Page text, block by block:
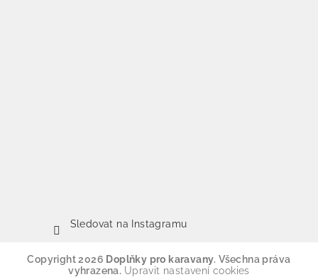
Sledovat na Instagramu
Copyright 2026 Doplňky pro karavany. Všechna práva
vyhrazena. Upravit nastavení cookies